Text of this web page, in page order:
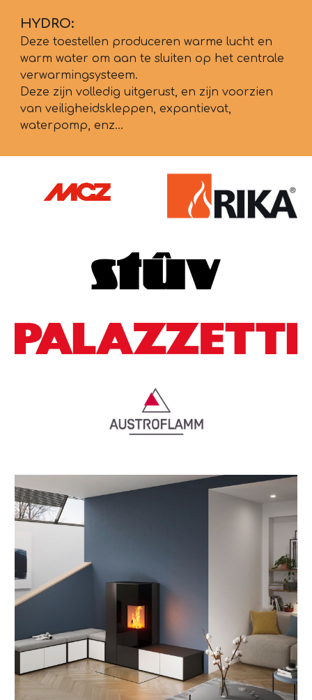
HYDRO:
Deze toestellen produceren warme lucht en
warm water om aan te sluiten op het centrale
verwarmingsysteem.
Deze zijn volledig uitgerust, en zijn voorzien
van veiligheidskleppen, expantievat,
waterpomp, enz...